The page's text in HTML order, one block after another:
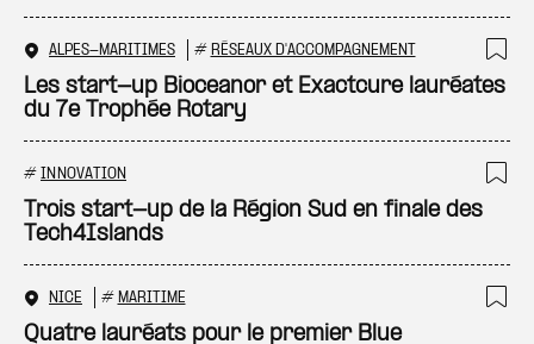
ALPES-MARITIMES # RÉSEAUX D'ACCOMPAGNEMENT
Les start-up Bioceanor et Exactcure lauréates
du 7e Trophée Rotary
# INNOVATION
Trois start-up de la Région Sud en finale des
Tech4Islands
NICE # MARITIME
Quatre lauréats pour le premier Blue